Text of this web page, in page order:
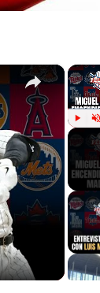
Play
×